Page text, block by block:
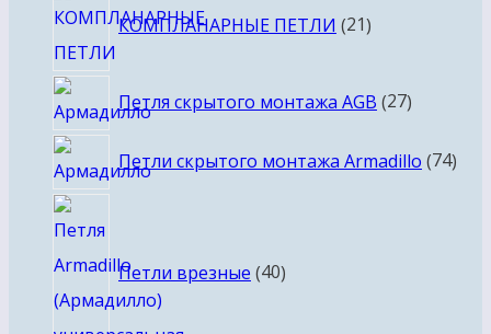
КОМПЛАНАРНЫЕ ПЕТЛИ 21товар
Петля скрытого монтажа AGB 2727
Петли скрытого монтажа Armadillo 7474
Петли врезные 40